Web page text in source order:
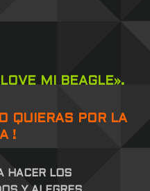
MI BEAGLE».
QUIERAS POR LA
!
HACER LOS